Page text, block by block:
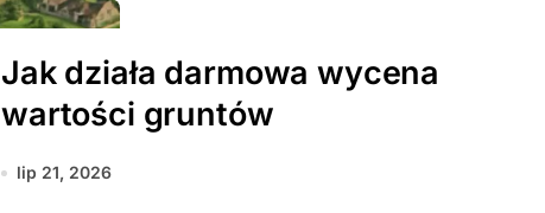
Jak działa darmowa wycena
wartości gruntów
lip 21, 2026